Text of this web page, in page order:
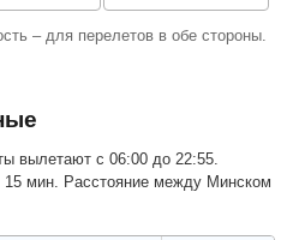
Октябрь
– для перелетов в обе стороны.
вылетают с 06:00 до 22:55.
мин. Расстояние между Минском